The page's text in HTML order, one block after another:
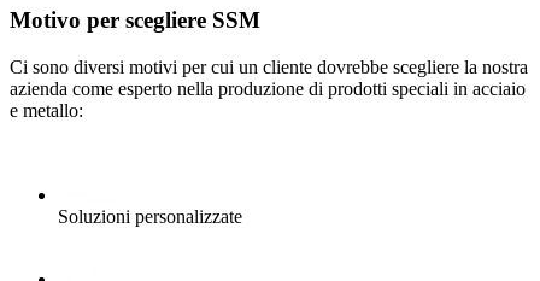
Motivo per scegliere SSM
Ci sono diversi motivi per cui un cliente dovrebbe scegliere la nostra
azienda come esperto nella produzione di prodotti speciali in acciaio
e metallo:
Soluzioni personalizzate